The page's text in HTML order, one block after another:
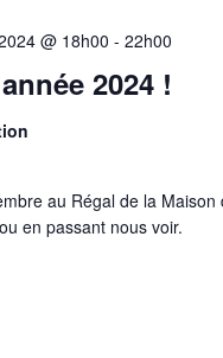
2024 !
@ 18h00 - 22h00
au Régal de la
en passant nous voir.